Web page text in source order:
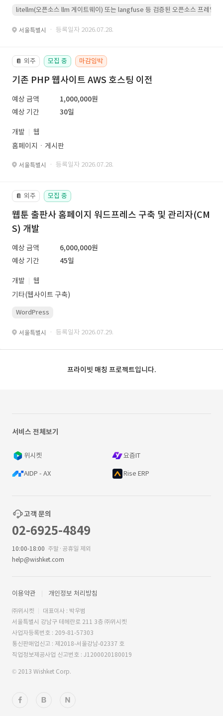
litellm(오픈소스 llm 게이트웨이) 또는 langfuse 등 검증된 오픈소스 프레임워
서울특별시 · 등록일자 2026.07.28.
📔 외주 모집 중 마감임박
기존 PHP 웹사이트 AWS 호스팅 이전
예상 금액
1,000,000원
예상 기간
30일
개발
웹
홈페이지ㆍ게시판
서울특별시 · 등록일자 2026.07.28.
📔 외주 모집 중
웹툰 출판사 홈페이지 워드프레스 구축 및 관리자(CM
S) 개발
예상 금액
6,000,000원
예상 기간
45일
개발
웹
기타(웹사이트 구축)
WordPress
서울특별시 · 등록일자 2026.07.29.
프라이빗 매칭 프로젝트입니다.
서비스 전체보기
위시켓 요즘IT
AIDP - AX Rise ERP
고객 문의
02-6925-4849
10:00-18:00 주말·공휴일 제외
help@wishket.com
이용약관 개인정보 처리방침
㈜위시켓
대표이사 : 박우범
서울특별시 강남구 테헤란로 211 3층 ㈜위시켓
사업자등록번호 : 209-81-57303
통신판매업신고 : 제2018-서울강남-02337 호
직업정보제공사업 신고번호 : J1200020180019
© 2013 Wishket Corp.